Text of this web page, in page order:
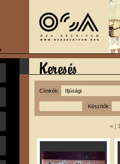
Címkék:
Készítők:
« | 1